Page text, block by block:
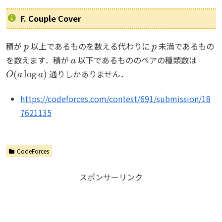
F. Couple Cover
積が 以上であるものを数える代わりに
未満であるもの
を数えます．積が
a
以下であるもののペアの種類数は
O(aloga)
通りしかありません．
https://codeforces.com/contest/691/submission/18
7621135
CodeForces
スポンサーリンク